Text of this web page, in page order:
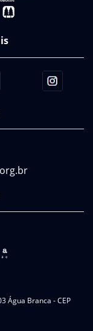
Água Branca - CEP